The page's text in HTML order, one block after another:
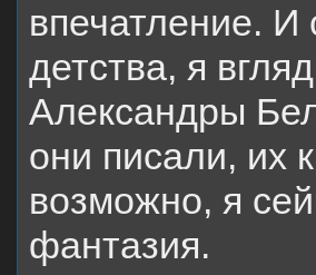
впечатление. И
детства, я
Александры
они писали, их
возможно, я
фантазия.